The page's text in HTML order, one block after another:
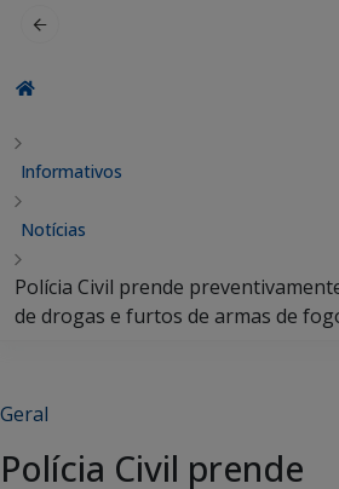
Informativos
Notícias
Polícia Civil prende
de drogas e furtos de armas de
Geral
Polícia Civil prende